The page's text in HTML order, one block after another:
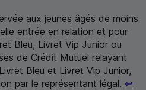
aux jeunes âgés de moins
entrée en relation et pour
Bleu, Livret Vip Junior ou
de Crédit Mutuel relayant
Bleu et Livret Vip Junior,
par le représentant légal. ↩